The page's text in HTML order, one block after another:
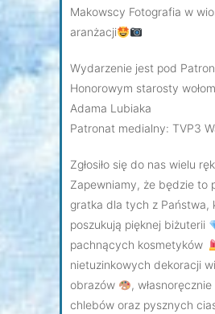
Makowscy Fotografia w
aranżacji
Wydarzenie jest pod
Honorowym starosty
Adama Lubiaka
Patronat medialny: TVP3
Zgłosiło się do nas wielu
Zapewniamy, że będzie to
gratka dla tych z Państwa,
poszukują pięknej biżuterii
pachnących kosmetyków
nietuzinkowych dekoracji
obrazów
,
chlebów oraz pysznych